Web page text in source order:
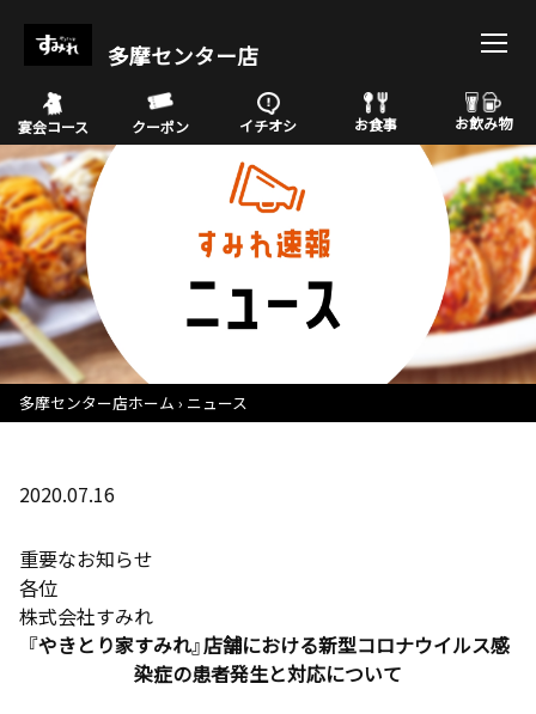
多摩センター店
宴会コース クーポン イチオシ お食事 お飲み物
多摩センター店ホーム ニュース
2020.07.16
重要なお知らせ
各位
株式会社すみれ
『やきとり家すみれ』店舗における新型コロナウイルス感
染症の患者発生と対応について